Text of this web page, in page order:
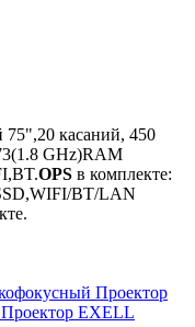
касаний, 450
GHz)RAM
OPS в комплекте:
BT/LAN